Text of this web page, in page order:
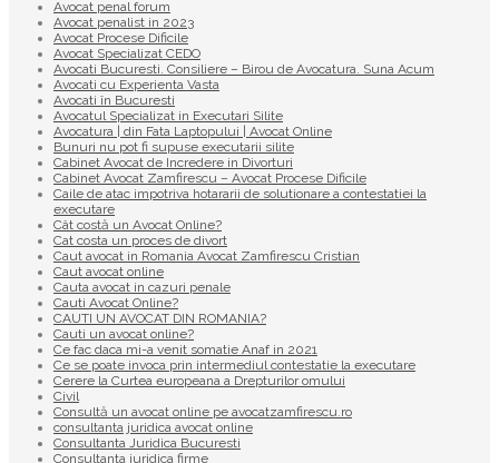
Avocat penal forum
Avocat penalist in 2023
Avocat Procese Dificile
Avocat Specializat CEDO
Avocati Bucuresti. Consiliere – Birou de Avocatura. Suna Acum
Avocati cu Experienta Vasta
Avocati în Bucuresti
Avocatul Specializat in Executari Silite
Avocatura | din Fata Laptopului | Avocat Online
Bunuri nu pot fi supuse executarii silite
Cabinet Avocat de Incredere in Divorturi
Cabinet Avocat Zamfirescu – Avocat Procese Dificile
Caile de atac impotriva hotararii de solutionare a contestatiei la
executare
Cât costă un Avocat Online?
Cat costa un proces de divort
Caut avocat in Romania Avocat Zamfirescu Cristian
Caut avocat online
Cauta avocat in cazuri penale
Cauti Avocat Online?
CAUTI UN AVOCAT DIN ROMANIA?
Cauti un avocat online?
Ce fac daca mi-a venit somatie Anaf in 2021
Ce se poate invoca prin intermediul contestatie la executare
Cerere la Curtea europeana a Drepturilor omului
Civil
Consultă un avocat online pe avocatzamfirescu.ro
consultanta juridica avocat online
Consultanta Juridica Bucuresti
Consultanta juridica firme